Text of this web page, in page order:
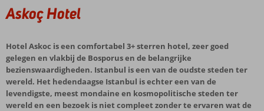
Askoç Hotel
Hotel Askoc is een comfortabel 3+ sterren hotel, zeer goed
gelegen en vlakbij de Bosporus en de belangrijke
bezienswaardigheden. Istanbul is een van de oudste steden ter
wereld. Het hedendaagse Istanbul is echter een van de
levendigste, meest mondaine en kosmopolitische steden ter
wereld en een bezoek is niet compleet zonder te ervaren wat de